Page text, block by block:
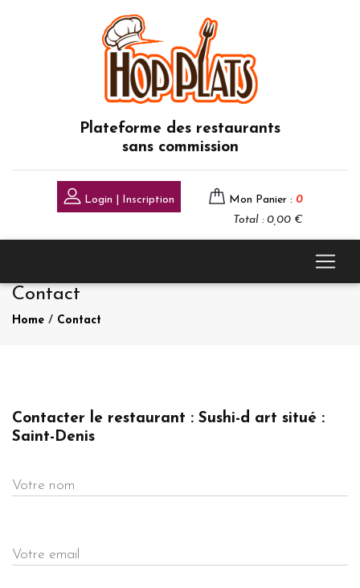
Plateforme des restaurants
sans commission
Login | Inscription Mon Panier : 0
Total : 0,00 €
Contact
Home / Contact
Contacter le restaurant : Sushi-d art situé :
Saint-Denis
Votre nom
Votre email